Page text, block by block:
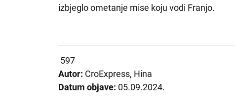
izbjeglo ometanje mise koju vodi Franjo.
597
Autor: CroExpress, Hina
Datum objave: 05.09.2024.